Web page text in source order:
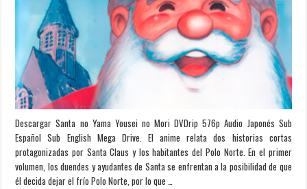
Descargar Santa no Yama Yousei no Mori DVDrip 576p Audio Japonés Sub
Español Sub English Mega Drive. El anime relata dos historias cortas
protagonizadas por Santa Claus y los habitantes del Polo Norte. En el primer
volumen, los duendes y ayudantes de Santa se enfrentan a la posibilidad de que
él decida dejar el frío Polo Norte, por lo que …